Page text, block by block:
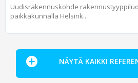
Uudisrakennuskohde
paikkakunnalla Helsink...
NÄYTÄ KAIKKI